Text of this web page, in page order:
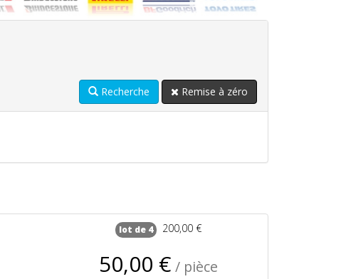
Recherche Remise à zéro
lot de 4 200,00 €
50,00 € / pièce